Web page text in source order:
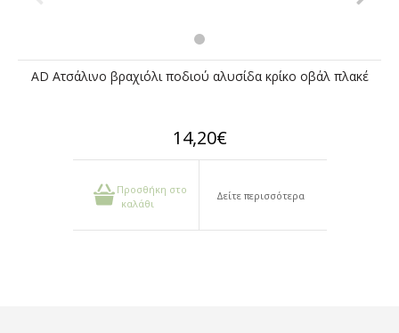
AD Ατσάλινο βραχιόλι ποδιού αλυσίδα κρίκο οβάλ πλακέ
14,20€
Προσθήκη στο
καλάθι
Δείτε περισσότερα